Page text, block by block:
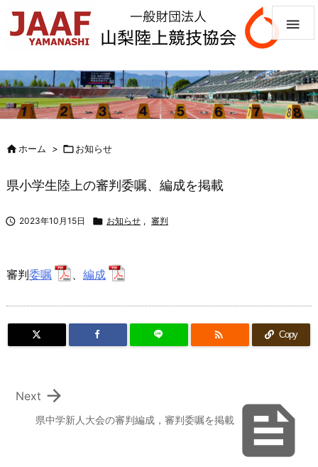

ホーム > お知らせ
県小学生陸上の審判委嘱、編成を掲載
 2023年10月15日  お知らせ , 審判
審判委嘱 、 編成
 Copy

県中学新人大会の審判編成，審判委嘱を掲載

Next